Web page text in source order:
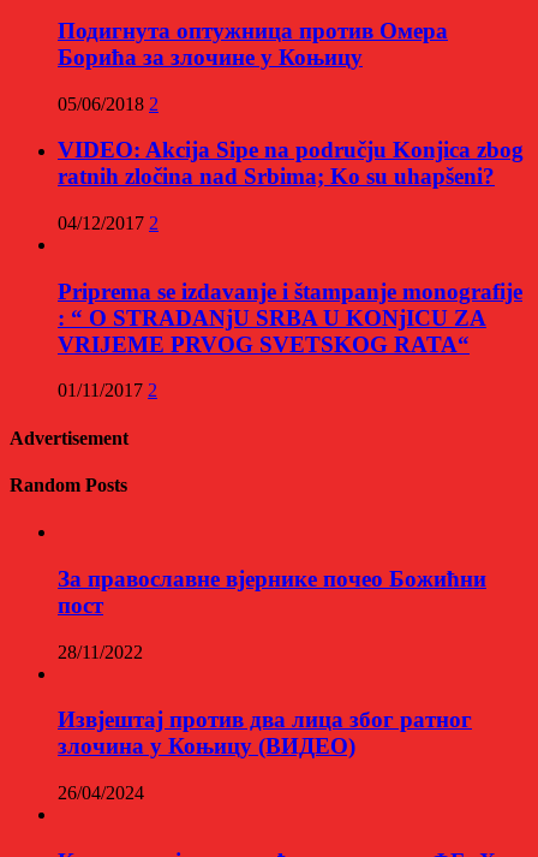
Подигнута оптужница против Омера
Борића за злочине у Коњицу
05/06/2018 2
VIDEO: Akcija Sipe na području Konjica zbog
ratnih zločina nad Srbima; Ko su uhapšeni?
04/12/2017 2
Priprema se izdavanje i štampanje monografije
: “ O STRADANjU SRBA U KONjICU ZA
VRIJEME PRVOG SVETSKOG RATA“
01/11/2017 2
Advertisement
Random Posts
За православне вјернике почео Божићни
пост
28/11/2022
Извјештај против два лица због ратног
злочина у Коњицу (ВИДЕО)
26/04/2024